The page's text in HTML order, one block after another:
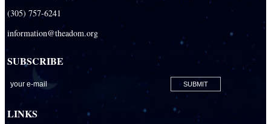
(305) 757-6241
information@theadom.org
SUBSCRIBE
LINKS